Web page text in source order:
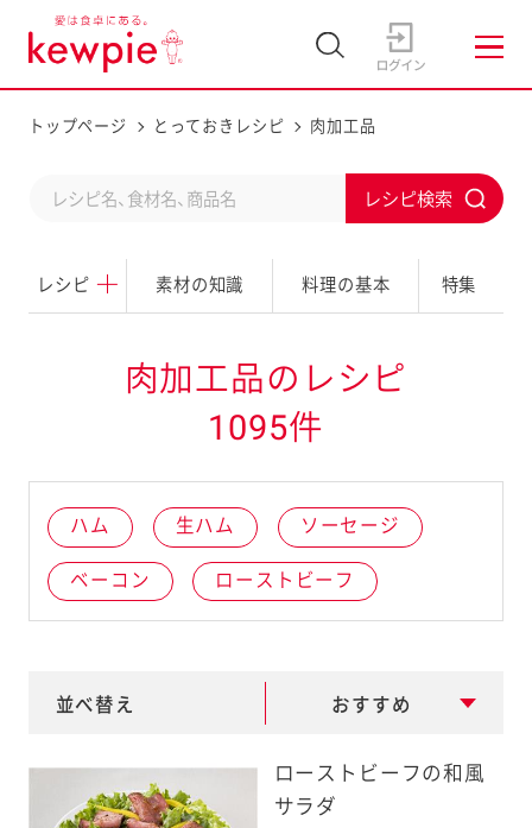
トップページ とっておきレシピ 肉加工品
レシピ 素材の知識 料理の基本 特集
d
r
b
肉加工品のレシピ
1095件
ハム 生ハム ソーセージ
ベーコン ローストビーフ
並べ替え おすすめ
ローストビーフの和風
サラダ